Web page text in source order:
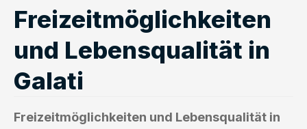
Freizeitmöglichkeiten
und Lebensqualität in
Galati
Freizeitmöglichkeiten und Lebensqualität in